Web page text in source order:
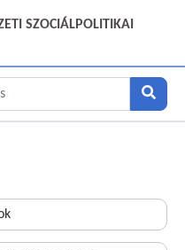
SZOCIÁLPOLITIKAI